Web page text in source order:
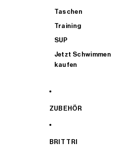
Taschen
Training
SUP
Jetzt Schwimmen
kaufen
ZUBEHÖR
BRIT TRI